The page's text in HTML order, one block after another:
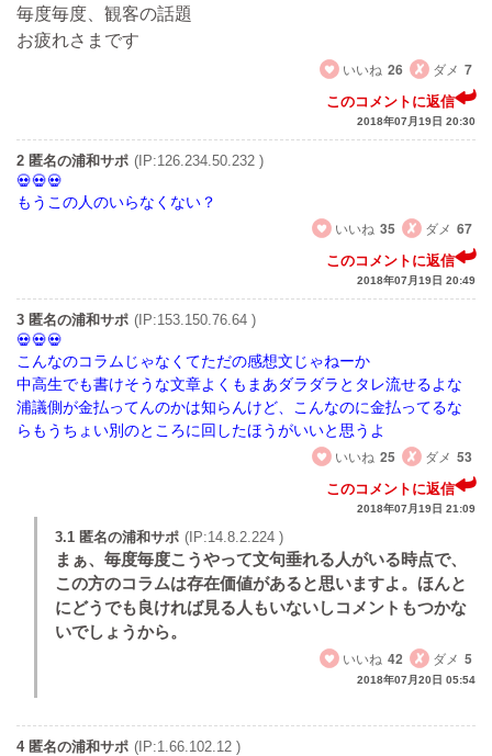
毎度毎度、観客の話題
お疲れさまです
いいね 26 ダメ 7
このコメントに返信
2018年07月19日 20:30
2 匿名の浦和サポ (IP:126.234.50.232 )
もうこの人のいらなくない？
いいね 35 ダメ 67
このコメントに返信
2018年07月19日 20:49
3 匿名の浦和サポ (IP:153.150.76.64 )
こんなのコラムじゃなくてただの感想文じゃねーか
中高生でも書けそうな文章よくもまあダラダラとタレ流せるよな
浦議側が金払ってんのかは知らんけど、こんなのに金払ってるな
らもうちょい別のところに回したほうがいいと思うよ
いいね 25 ダメ 53
このコメントに返信
2018年07月19日 21:09
3.1 匿名の浦和サポ (IP:14.8.2.224 )
まぁ、毎度毎度こうやって文句垂れる人がいる時点で、
この方のコラムは存在価値があると思いますよ。ほんと
にどうでも良ければ見る人もいないしコメントもつかな
いでしょうから。
いいね 42 ダメ 5
2018年07月20日 05:54
4 匿名の浦和サポ (IP:1.66.102.12 )